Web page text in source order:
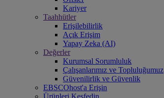
Kariyer
Taahhütler
Erişilebilirlik
Açık Erişim
Yapay Zeka (AI)
Değerler
Kurumsal Sorumluluk
Çalışanlarımız ve Topluluğumuz
Güvenilirlik ve Güvenlik
EBSCOhost'a Erişin
Ürünleri Keşfedin